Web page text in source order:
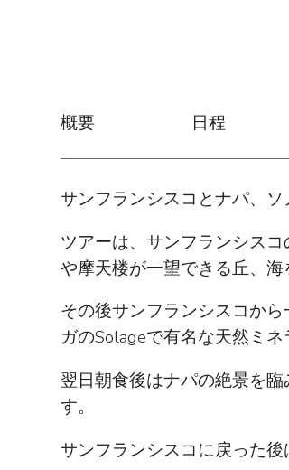
概要 日程
サンフランシスコとナパ、
ツアーは、サンフランシス
や摩天楼が一望できる丘、
その後サンフランシスコか
ガのSolageで有名な天然ミ
翌日朝食後はナパの絶景を
す。
サンフランシスコに戻った